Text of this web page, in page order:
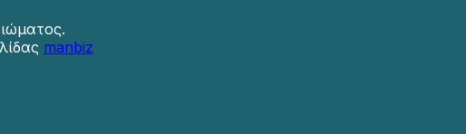
manbiz